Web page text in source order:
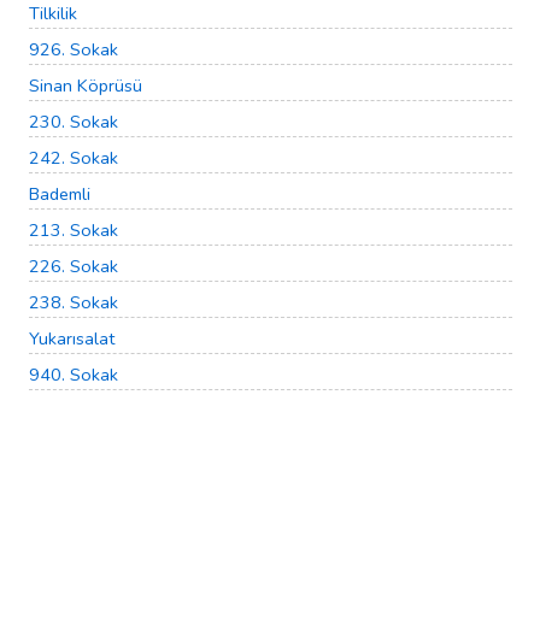
Tilkilik
926. Sokak
Sinan Köprüsü
230. Sokak
242. Sokak
Bademli
213. Sokak
226. Sokak
238. Sokak
Yukarısalat
940. Sokak